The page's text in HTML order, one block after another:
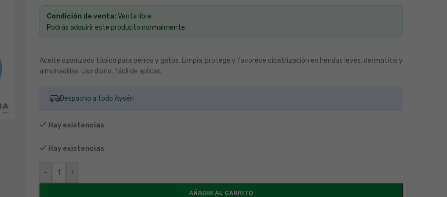
Condición de venta: Venta libre
Podrás adquirir este producto normalmente.
Aceite ozonizado tópico para perros y gatos. Limpia, protege y favorece cicatrización en heridas leves, dermatitis y
almohadillas. Uso diario, fácil de aplicar.
Despacho a todo Aysén
Hay existencias
Hay existencias
- +
AÑADIR AL CARRITO